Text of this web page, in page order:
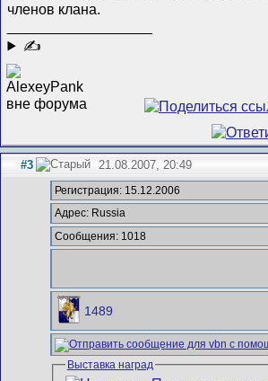
членов клана.
✍
#3 21.08.2007, 20:49
Регистрация: 15.12.2006
Адрес: Russia
Сообщения: 1018
1489
Выставка наград